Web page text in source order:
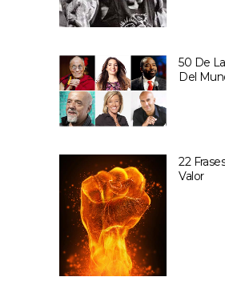
50 De
Del
22
Valor